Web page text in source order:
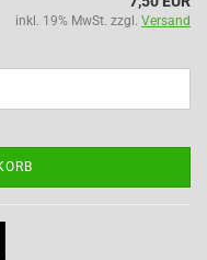
inkl. 19% MwSt. zzgl. Versand